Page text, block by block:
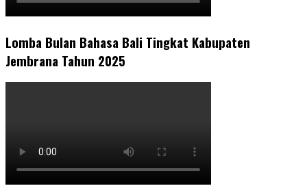
Lomba Bulan Bahasa Bali Tingkat Kabupaten
Jembrana Tahun 2025